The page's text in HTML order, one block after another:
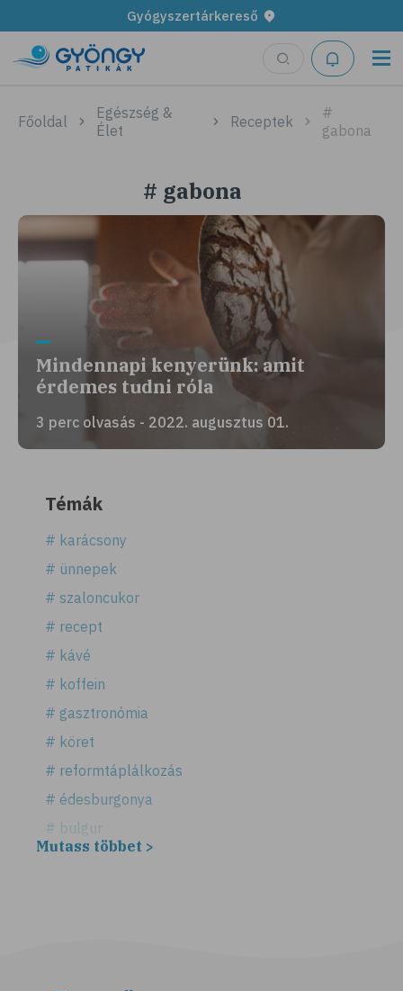
Gyógyszertárkereső
Főoldal
Egészség &
Élet
Receptek
#
gabona
# gabona
Mindennapi kenyerünk: amit
érdemes tudni róla
3 perc olvasás - 2022. augusztus 01.
Témák
# karácsony
# ünnepek
# szaloncukor
# recept
# kávé
# koffein
# gasztronómia
# köret
# reformtáplálkozás
# édesburgonya
# bulgur
# köles
Mutass többet >